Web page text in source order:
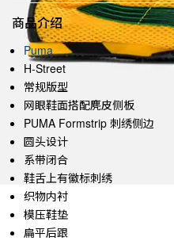
商品介绍
Puma
H-Street
常规版型
网眼鞋面搭配麂皮侧板
PUMA Formstrip 刺绣侧边
圆头设计
系带闭合
鞋舌上有徽标刺绣
织物内衬
模压鞋垫
扁平后跟